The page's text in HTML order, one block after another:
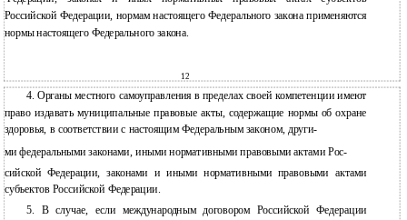
Российской Федерации, нормам настоящего Федерального закона применяются
нормы настоящего Федерального закона.
12
4. Органы местного самоуправления в пределах своей компетенции имеют
право издавать муниципальные правовые акты, содержащие нормы об охране
здоровья, в соответствии с настоящим Федеральным законом, други-
ми федеральными законами, иными нормативными правовыми актами Рос-
сийской Федерации, законами и иными нормативными правовыми актами
субъектов Российской Федерации.
5. В случае, если международным договором Российской Федерации